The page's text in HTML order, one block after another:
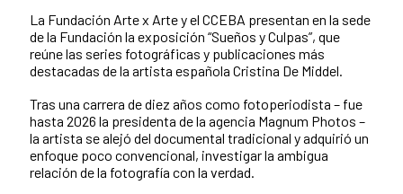
La Fundación Arte x Arte y el CCEBA presentan en la sede
de la Fundación la exposición “Sueños y Culpas”, que
reúne las series fotográficas y publicaciones más
destacadas de la artista española Cristina De Middel.
Tras una carrera de diez años como fotoperiodista – fue
hasta 2026 la presidenta de la agencia Magnum Photos –
la artista se alejó del documental tradicional y adquirió un
enfoque poco convencional, investigar la ambigua
relación de la fotografía con la verdad.